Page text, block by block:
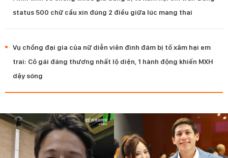
status 500 chữ cầu xin đúng 2 điều giữa lúc mang thai
Vụ chồng đại gia của nữ diễn viên đình đám bị tố xâm hại em
trai: Cô gái đáng thương nhất lộ diện, 1 hành động khiến MXH
dậy sóng